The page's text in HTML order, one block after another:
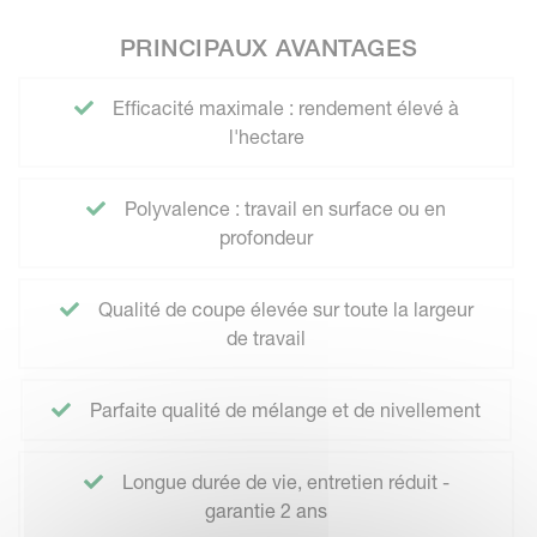
PRINCIPAUX AVANTAGES
Efficacité maximale : rendement élevé à
l'hectare
Polyvalence : travail en surface ou en
profondeur
Qualité de coupe élevée sur toute la largeur
de travail
Parfaite qualité de mélange et de nivellement
Longue durée de vie, entretien réduit -
garantie 2 ans